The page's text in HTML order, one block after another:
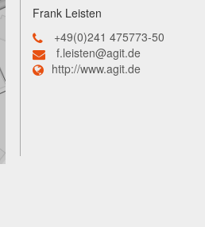
Frank Leisten
+49(0)241 475773-50
f.leisten@agit.de
http://www.agit.de